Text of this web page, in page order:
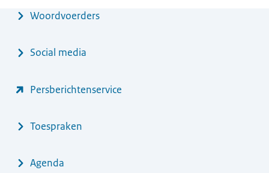
MenuWoordvoerders
Social media
Persberichtenservice
Toespraken
Agenda